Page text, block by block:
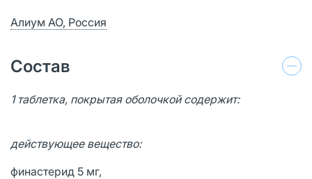
Алиум АО, Россия
Состав
1 таблетка, покрытая оболочкой содержит:
действующее вещество:
финастерид 5 мг,